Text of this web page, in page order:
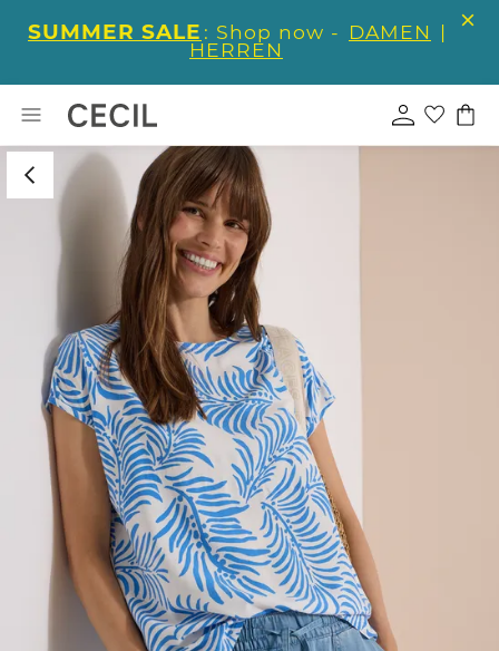
SUMMER SALE : Shop now - DAMEN |
HERREN